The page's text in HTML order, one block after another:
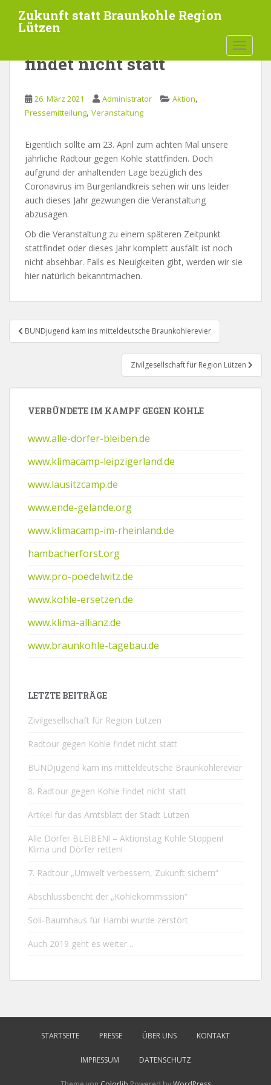
t
Zukunft statt Braunkohle Region
Lützen
findet nicht statt
26. März 2021 Administrator Aktion,
Pressemitteilung, Veranstaltung
Eigentlich sollte am 23. April zum achten Mal unsere
jährliche Radtour gegen Kohle stattfinden. Doch
aufgrund der anhaltenden Lage bezüglich des
Coronavirus im Burgenlandkreis sehen wir uns leider
auch dieses Jahr gezwungen die Veranstaltung
abzusagen.
Ob die Veranstaltung zu einem späteren Zeitpunkt
stattfindet oder dieses Jahr komplett ausfällt ist noch
nicht absehbar. Falls es Neuigkeiten gibt, werden wir sie
hier natürlich bekanntmachen.
Beitragsnavigation
BUNDjugend kam ins mitteldeutsche Braunkohlerevier
Zivilgesellschaft für Region Lützen
VERBÜNDETE IM KAMPF GEGEN KOHLE
www.alle-dörfer-bleiben.de
www.klimacamp-leipzigerland.de
www.lausitzcamp.de
www.ende-gelände.org
www.klimacamp-im-rheinland.de
hambacherforst.org
www.pro-poedelwitz.de
www.kohle-ersetzen.de
www.klima-allianz.de
www.braunkohle-tagebau.de
LETZTE BEITRÄGE
Zivilgesellschaft für Region Lützen
Radtour gegen Kohle findet nicht statt
BUNDjugend kam ins mitteldeutsche Braunkohlerevier
8. Radtour gegen Kohle findet nicht statt
Artikel für das Amtsblatt der Stadt Lützen
Alle Dörfer BLEIBEN! – Aktionstag Kohle Stoppen!
Klima und Dörfer retten!
7. Radtour „Umwelt verbessern, Zukunft sichern“
Abschlussbericht der „Kohlekommission“
Soli-Baumhaus für Hambi wurde zerstört
Auch 2019 geht es weiter…
STARTSEITE PRESSE ÜBER UNS KONTAKT
IMPRESSUM DATENSCHUTZ